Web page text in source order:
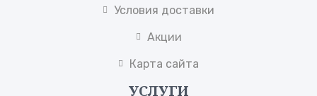
Условия доставки
Акции
Карта сайта
УСЛУГИ